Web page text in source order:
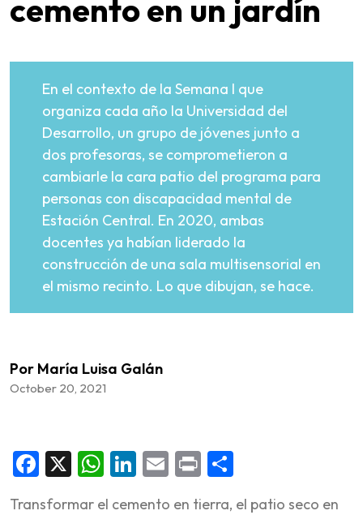
cemento en un jardín
En el contexto de la Semana I que
organiza cada año la Universidad del
Desarrollo, un grupo de jóvenes junto a
dos profesoras, se comprometieron a
cambiarle la cara patio del programa para
personas con discapacidad mental de
Estación Central. En 2020, ambas
docentes ya habían liderado la
construcción de una sala multisensorial en
el mismo recinto. Lo que dibujan, se hace.
Por María Luisa Galán
October 20, 2021
Facebook
X WhatsApp
LinkedIn
Email
Print
Transformar el cemento en tierra, el patio seco en